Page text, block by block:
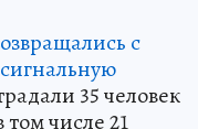
с
35 человек
числе 21